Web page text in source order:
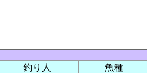
釣り人
魚種